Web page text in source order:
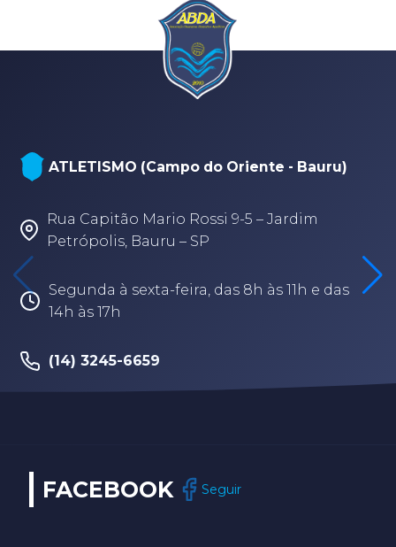
ATLETISMO (Campo do Oriente - Bauru)
Rua Capitão Mario Rossi 9-5 – Jardim
Petrópolis, Bauru – SP
Segunda à sexta-feira, das 8h às 11h e das
14h às 17h
(14) 3245-6659
FACEBOOK Seguir